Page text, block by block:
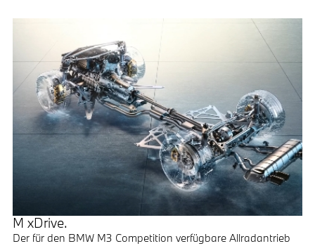
M xDrive.
Der für den BMW M3 Competition verfügbare Allradantrieb